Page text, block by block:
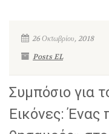
26 Οκτωβρίου, 2018
Posts EL
Συμπόσιο για
Εικόνες: Ένας